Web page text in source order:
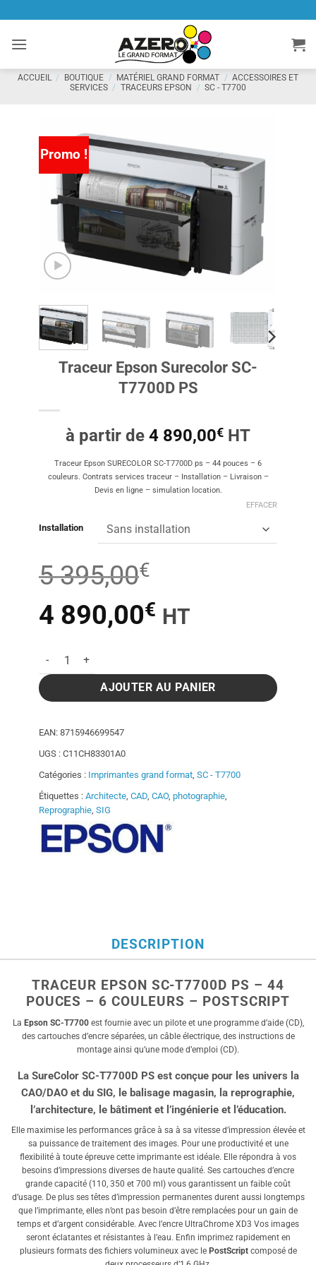
contenu
ACCUEIL / BOUTIQUE / MATÉRIEL GRAND FORMAT / ACCESSOIRES ET
SERVICES / TRACEURS EPSON / SC - T7700
Promo !
Traceur Epson Surecolor SC-
T7700D PS
à partir de 4 890,00€ HT
Traceur Epson SURECOLOR SC-T7700D ps – 44 pouces – 6
couleurs. Contrats services traceur – Installation – Livraison –
Devis en ligne – simulation location.
Installation
EFFACER
5 395,00€
Le
prix
initial
était :
5
395,00€.
4 890,00€ Le
actuel
4
HT
quantité de Traceur Epson Surecolor SC-T7700D PS
AJOUTER AU PANIER
EAN: 8715946699547
UGS : C11CH83301A0
Catégories : Imprimantes grand format SC - T7700
Étiquettes : Architecte CAD CAO, photographie
Reprographie SIG
DESCRIPTION
TRACEUR EPSON SC-T7700D PS – 44
POUCES – 6 COULEURS – POSTSCRIPT
La Epson SC-T7700est fournie avec un pilote et une programme d’aide (CD),
des cartouches d’encre séparées, un câble électrique, des instructions de
montage ainsi qu’une mode d’emploi (CD).
La SureColor SC-T7700D PS est conçue pour les univers la
CAO/DAO et du SIG, le balisage magasin, la reprographie,
l’architecture, le bâtiment et l’ingénierie et l’éducation.
Elle maximise les performances grâce à sa à sa vitesse d’impression élevée et
sa puissance de traitement des images. Pour une productivité et une
flexibilité à toute épreuve cette imprimante est idéale. Elle répondra à vos
besoins d’impressions diverses de haute qualité. Ses cartouches d’encre
grande capacité (110, 350 et 700 ml) vous garantissent un faible coût
d’usage. De plus ses têtes d’impression permanentes durent aussi longtemps
que l’imprimante, elles n’ont pas besoin d’être remplacées pour un gain de
temps et d’argent considérable. Avec l’encre UltraChrome XD3 Vos images
seront éclatantes et résistantes à l’eau. Enfin imprimez rapidement en
plusieurs formats des fichiers volumineux avec lePostScriptcomposé de